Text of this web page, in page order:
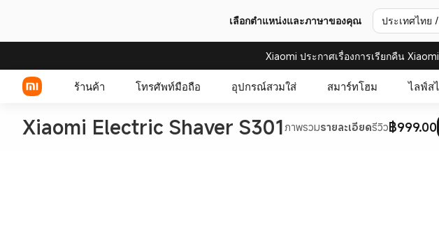
เลือกตำแหน่งและภาษาของคุณ ประเทศไทย
Xiaomi ประกาศเรื่องการเรียกคืน
ร้านค้า โทรศัพท์มือถือ อุปกรณ์สวมใส่ สมาร์ทโฮม ไลฟ์ส
Xiaomi Electric Shaver S301 ภาพรวมรายละเอียดรีวิว฿999.00